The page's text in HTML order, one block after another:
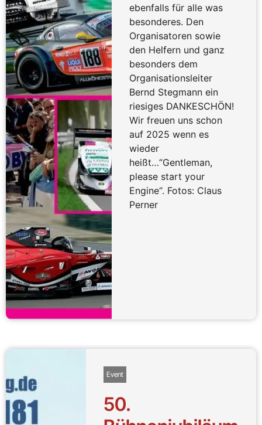
ebenfalls für alle was
besonderes. Den
Organisatoren sowie
den Helfern und ganz
besonders dem
Organisationsleiter
Bernd Stegmann ein
riesiges DANKESCHÖN!
Wir freuen uns schon
auf 2025 wenn es
wieder
heißt…“Gentleman,
please start your
Engine“. Fotos: Claus
Perner
Event
50.